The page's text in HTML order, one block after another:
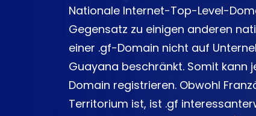
Nationale Internet-Top-Level-
Gegensatz zu einigen anderen
einer .gf-Domain nicht auf
Guayana beschränkt. Somit kann
Domain registrieren. Obwohl
Territorium ist, ist .gf